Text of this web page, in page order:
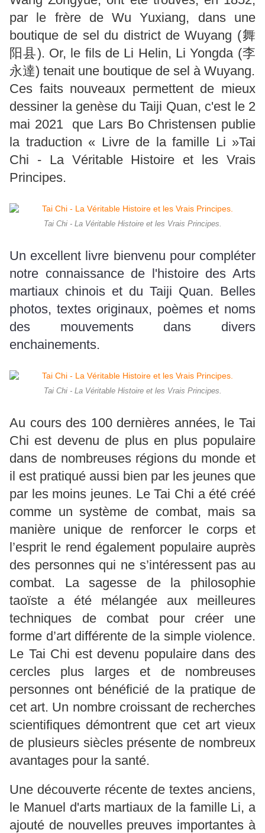
par le frère de Wu Yuxiang, dans une
boutique de sel du district de Wuyang (舞
阳县). Or, le fils de Li Helin, Li Yongda (李
永達) tenait une boutique de sel à Wuyang.
Ces faits nouveaux permettent de mieux
dessiner la genèse du Taiji Quan, c'est le 2
mai 2021 que Lars Bo Christensen publie
la traduction « Livre de la famille Li »Tai
Chi - La Véritable Histoire et les Vrais
Principes.
Tai Chi - La Véritable Histoire et les Vrais Principes.
Un excellent livre bienvenu pour compléter
notre connaissance de l'histoire des Arts
martiaux chinois et du Taiji Quan. Belles
photos, textes originaux, poèmes et noms
des mouvements dans divers
enchainements.
Tai Chi - La Véritable Histoire et les Vrais Principes.
Au cours des 100 dernières années, le Tai
Chi est devenu de plus en plus populaire
dans de nombreuses régions du monde et
il est pratiqué aussi bien par les jeunes que
par les moins jeunes. Le Tai Chi a été créé
comme un système de combat, mais sa
manière unique de renforcer le corps et
l’esprit le rend également populaire auprès
des personnes qui ne s’intéressent pas au
combat. La sagesse de la philosophie
taoïste a été mélangée aux meilleures
techniques de combat pour créer une
forme d’art différente de la simple violence.
Le Tai Chi est devenu populaire dans des
cercles plus larges et de nombreuses
personnes ont bénéficié de la pratique de
cet art. Un nombre croissant de recherches
scientifiques démontrent que cet art vieux
de plusieurs siècles présente de nombreux
avantages pour la santé.
Une découverte récente de textes anciens,
le Manuel d'arts martiaux de la famille Li, a
ajouté de nouvelles preuves importantes à